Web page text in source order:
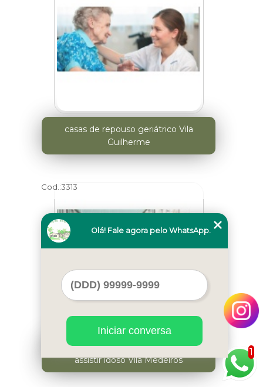
casas de repouso geriátrico Vila
Guilherme
Cod.:3313
quanto custa casa de repouso para
assistir idoso Vila Medeiros
1
Olá! Fale agora pelo WhatsApp.
Iniciar conversa